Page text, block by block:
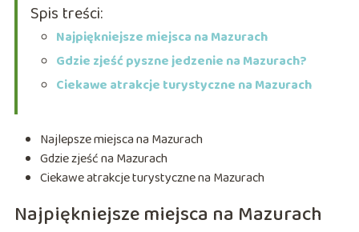
Spis treści:
Najpiękniejsze miejsca na Mazurach
Gdzie zjeść pyszne jedzenie na Mazurach?
Ciekawe atrakcje turystyczne na Mazurach
Najlepsze miejsca na Mazurach
Gdzie zjeść na Mazurach
Ciekawe atrakcje turystyczne na Mazurach
Najpiękniejsze miejsca na Mazurach